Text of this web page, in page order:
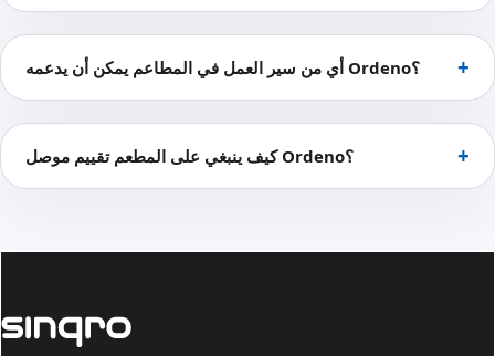
أي من سير العمل في المطاعم يمكن أن يدعمه Ordeno؟
كيف ينبغي على المطعم تقييم موصل Ordeno؟